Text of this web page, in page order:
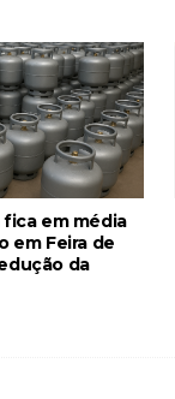
fica em média
em Feira de
da